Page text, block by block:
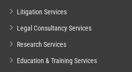
Litigation Services
Legal Consultancy Services
Research Services
Education & Training Services